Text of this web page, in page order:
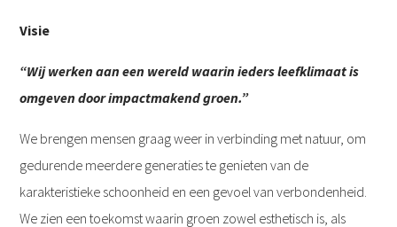
Visie
“Wij werken aan een wereld waarin ieders leefklimaat is
omgeven door impactmakend groen.”
We brengen mensen graag weer in verbinding met natuur, om
gedurende meerdere generaties te genieten van de
karakteristieke schoonheid en een gevoel van verbondenheid.
We zien een toekomst waarin groen zowel esthetisch is, als